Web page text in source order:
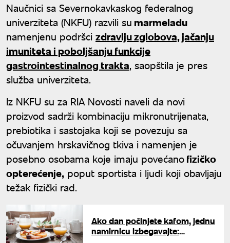
Naučnici sa Severnokavkaskog federalnog
univerziteta (NKFU) razvili su marmeladu
namenjenu podršci zdravlju zglobova, jačanju
imuniteta i poboljšanju funkcije
gastrointestinalnog trakta, saopštila je pres
služba univerziteta.
Iz NKFU su za RIA Novosti naveli da novi
proizvod sadrži kombinaciju mikronutrijenata,
prebiotika i sastojaka koji se povezuju sa
očuvanjem hrskavičnog tkiva i namenjen je
posebno osobama koje imaju povećanofizičko
opterećenje, poput sportista i ljudi koji obavljaju
težak fizički rad.
Ako dan počinjete kafom, jednu
namirnicu izbegavajte: